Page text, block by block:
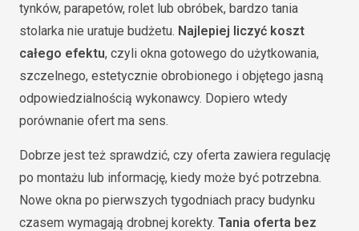
tynków, parapetów, rolet lub obróbek, bardzo tania
stolarka nie uratuje budżetu. Najlepiej liczyć koszt
całego efektu, czyli okna gotowego do użytkowania,
szczelnego, estetycznie obrobionego i objętego jasną
odpowiedzialnością wykonawcy. Dopiero wtedy
porównanie ofert ma sens.
Dobrze jest też sprawdzić, czy oferta zawiera regulację
po montażu lub informację, kiedy może być potrzebna.
Nowe okna po pierwszych tygodniach pracy budynku
czasem wymagają drobnej korekty. Tania oferta bez